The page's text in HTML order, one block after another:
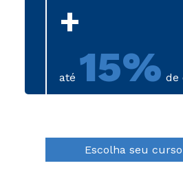
+
até 15% de
Escolha seu curso